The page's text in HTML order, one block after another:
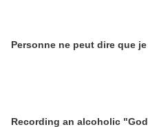
Personne ne peut dire que
Recording an alcoholic "God, Can